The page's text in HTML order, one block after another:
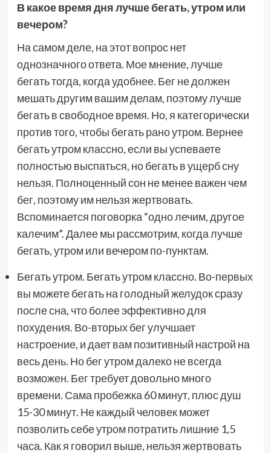
В какое время дня лучше бегать, утром или
вечером?
На самом деле, на этот вопрос нет
однозначного ответа. Мое мнение, лучше
бегать тогда, когда удобнее. Бег не должен
мешать другим вашим делам, поэтому лучше
бегать в свободное время. Но, я категорически
против того, чтобы бегать рано утром. Вернее
бегать утром классно, если вы успеваете
полностью выспаться, но бегать в ущерб сну
нельзя. Полноценный сон не менее важен чем
бег, поэтому им нельзя жертвовать.
Вспоминается поговорка “одно лечим, другое
калечим”. Далее мы рассмотрим, когда лучше
бегать, утром или вечером по-пунктам.
Бегать утром. Бегать утром классно. Во-первых
вы можете бегать на голодный желудок сразу
после сна, что более эффективно для
похудения. Во-вторых бег улучшает
настроение, и дает вам позитивный настрой на
весь день. Но бег утром далеко не всегда
возможен. Бег требует довольно много
времени. Сама пробежка 60 минут, плюс душ
15-30 минут. Не каждый человек может
позволить себе утром потратить лишние 1,5
часа. Как я говорил выше, нельзя жертвовать